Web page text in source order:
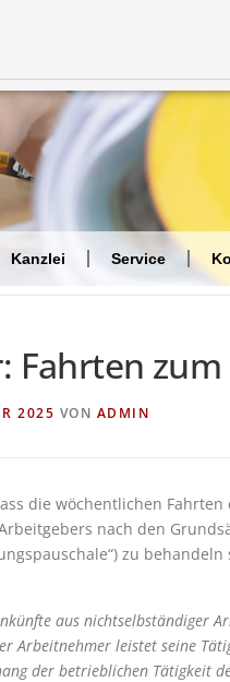
Kanzlei Service
Fahrten
2025 VON ADMIN
die wöchentlichen
nach den
zu behandeln
aus nichtselbständiger
Arbeitnehmer leistet seine
der betrieblichen Tätigkeit